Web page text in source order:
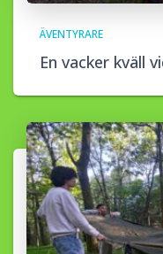
ÄVENTYRARE
En vacker kväll